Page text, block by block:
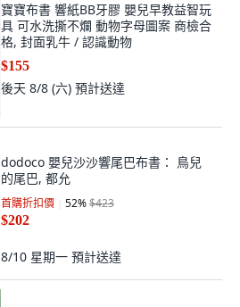
寶寶布書 響紙BB牙膠 嬰兒早教益智玩
具 可水洗撕不爛 動物字母圖案 商檢合
格, 封面乳牛 / 認識動物
$155
後天 8/8 (六) 預計送達
dodoco 嬰兒沙沙響尾巴布書： 鳥兒
的尾巴, 都允
首購折扣價 52%$423
$202
8/10 星期一 預計送達